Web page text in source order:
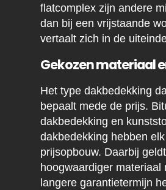
flatcomplex zijn andere
dan bij een vrijstaande
vertaalt zich in de
Gekozen materiaal
Het type dakbedekking
bepaalt mede de prijs.
dakbedekking en
dakbedekking hebben
prijsopbouw. Daarbij
hoogwaardiger materiaal
langere garantietermijn